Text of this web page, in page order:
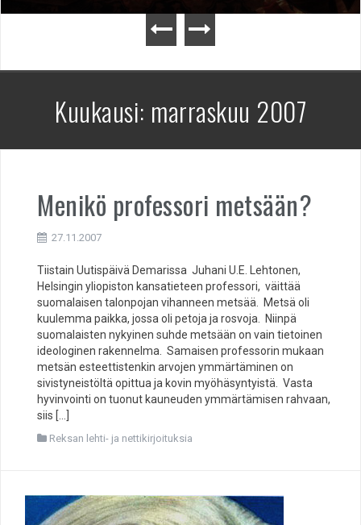
Kuukausi: marraskuu 2007
Menikö professori metsään?
27.11.2007
Tiistain Uutispäivä Demarissa Juhani U.E. Lehtonen,
Helsingin yliopiston kansatieteen professori, väittää
suomalaisen talonpojan vihanneen metsää. Metsä oli
kuulemma paikka, jossa oli petoja ja rosvoja. Niinpä
suomalaisten nykyinen suhde metsään on vain tietoinen
ideologinen rakennelma. Samaisen professorin mukaan
metsän esteettistenkin arvojen ymmärtäminen on
sivistyneistöltä opittua ja kovin myöhäsyntyistä. Vasta
hyvinvointi on tuonut kauneuden ymmärtämisen rahvaan,
siis […]
Reksan lehti- ja nettikirjoituksia